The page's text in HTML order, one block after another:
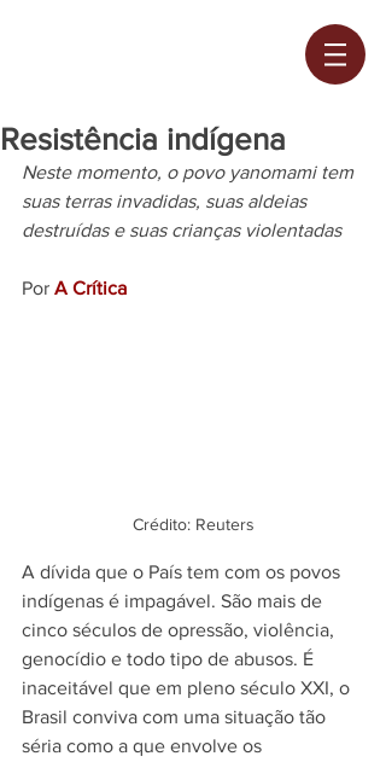
Resistência indígena
Neste momento, o povo yanomami tem
suas terras invadidas, suas aldeias
destruídas e suas crianças violentadas
Por A Crítica
Crédito: Reuters
A dívida que o País tem com os povos
indígenas é impagável. São mais de
cinco séculos de opressão, violência,
genocídio e todo tipo de abusos. É
inaceitável que em pleno século XXI, o
Brasil conviva com uma situação tão
séria como a que envolve os